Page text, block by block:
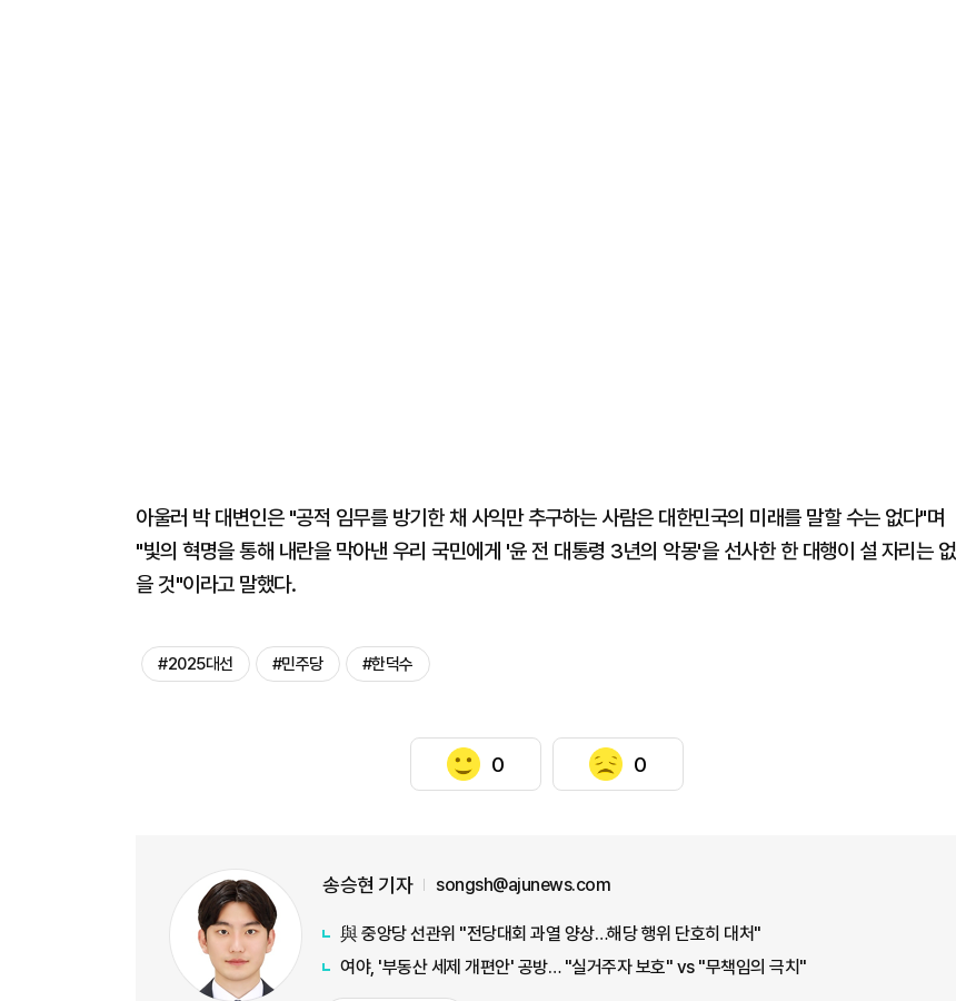
아울러 박 대변인은 "공적 임무를 방기한 채 사익만 추구하는 사람은 대한민국의 미래를 말할 수는 없다"며
"빛의 혁명을 통해 내란을 막아낸 우리 국민에게 '윤 전 대통령 3년의 악몽'을 선사한 한 대행이 설 자리는 없
을 것"이라고 말했다.
#2025대선 #민주당 #한덕수
0 0
송승현 기자 songsh@ajunews.com
與 중앙당 선관위 "전당대회 과열 양상…해당 행위 단호히 대처"
여야, '부동산 세제 개편안' 공방… "실거주자 보호" vs "무책임의 극치"